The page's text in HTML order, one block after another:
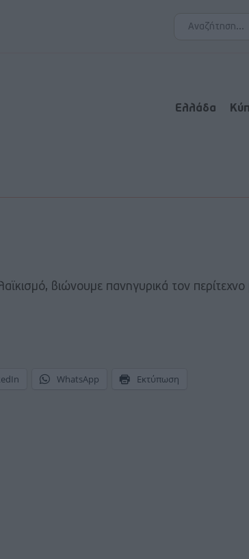
Ελλάδα
βιώνουμε πανηγυρικά τον περίτεχνο
WhatsApp Εκτύπωση